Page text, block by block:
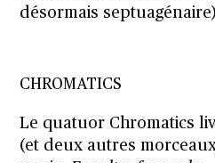
désormais
CHROMATICS
Le quatuor Chromatics
(et deux autres